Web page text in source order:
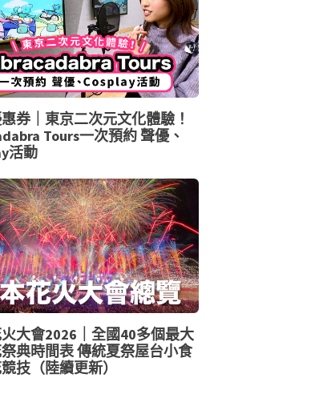
券｜東京二次元文化體驗！
Tours一次預約 聲優、
活動
火大會2026｜全國40多個最大
典時間表 傳統夏祭屋台小食
技（陸續更新）